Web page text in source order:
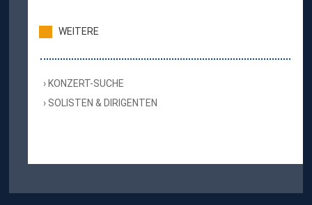
WEITERE
KONZERT-SUCHE
SOLISTEN & DIRIGENTEN